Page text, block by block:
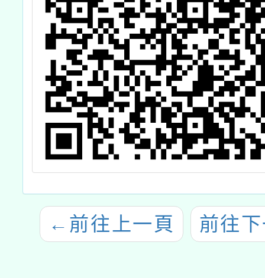
← 前往上一頁 前往